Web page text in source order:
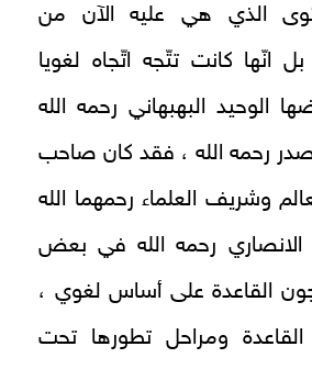
الذي هي عليه الآن من
بل انّها كانت تتّجه اتّجاه لغويا
الوحيد البهبهاني رحمه ‌الله
رحمه ‌الله ، فقد كان صاحب
وشريف العلماء رحمهما الله
رحمه‌ الله في بعض
القاعدة على أساس لغوي ،
ومراحل تطورها تحت